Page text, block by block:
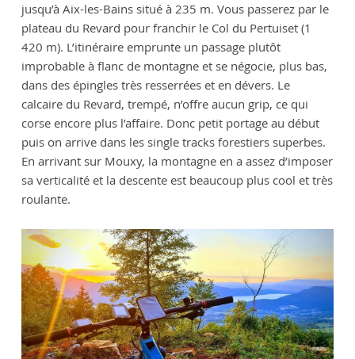
jusqu’à Aix-les-Bains situé à 235 m. Vous passerez par le
plateau du Revard pour franchir le Col du Pertuiset (1
420 m). L’itinéraire emprunte un passage plutôt
improbable à flanc de montagne et se négocie, plus bas,
dans des épingles très resserrées et en dévers. Le
calcaire du Revard, trempé, n’offre aucun grip, ce qui
corse encore plus l’affaire. Donc petit portage au début
puis on arrive dans les single tracks forestiers superbes.
En arrivant sur Mouxy, la montagne en a assez d’imposer
sa verticalité et la descente est beaucoup plus cool et très
roulante.